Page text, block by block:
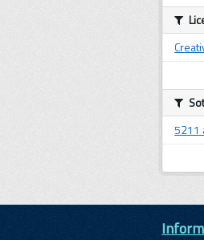
5211